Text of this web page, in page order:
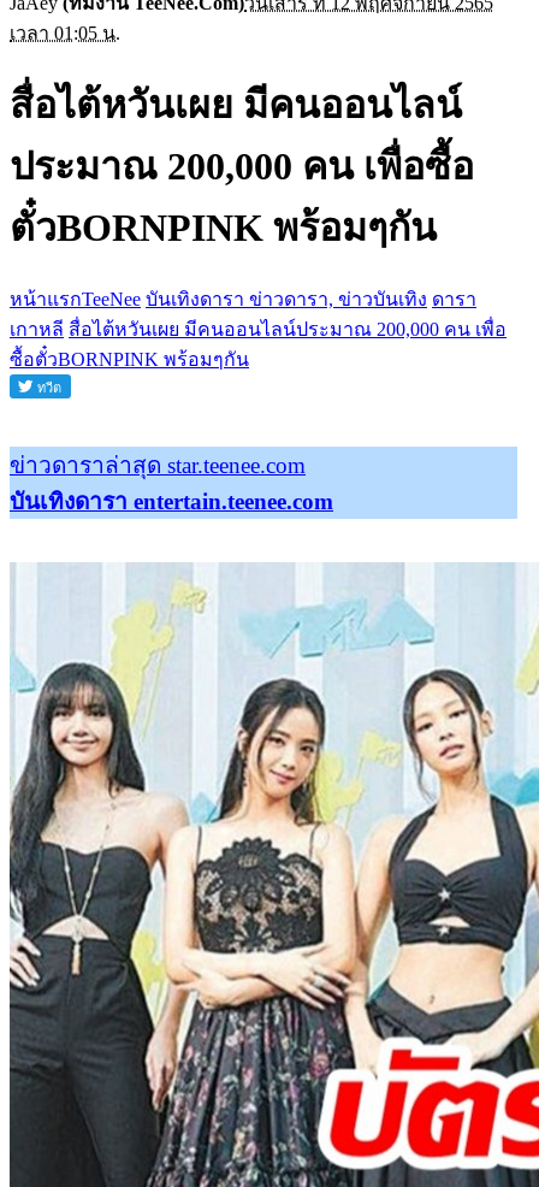
เวลา 01:05 น.
สื่อไต้หวันเผย มีคนออนไลน์
ประมาณ 200,000 คน เพื่อซื้อ
ตั๋วBORNPINK พร้อมๆกัน
หน้าแรกTeeNee บันเทิงดารา ข่าวดารา, ข่าวบันเทิง ดารา
เกาหลี สื่อไต้หวันเผย มีคนออนไลน์ประมาณ 200,000 คน เพื่อ
ซื้อตั๋วBORNPINK พร้อมๆกัน
ข่าวดาราล่าสุด star.teenee.com
บันเทิงดารา entertain.teenee.com